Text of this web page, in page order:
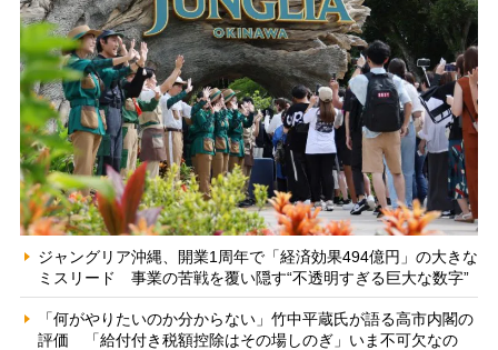
ジャングリア沖縄、開業1周年で「経済効果494億円」の大きな
ミスリード 事業の苦戦を覆い隠す“不透明すぎる巨大な数字”
「何がやりたいのか分からない」竹中平蔵氏が語る高市内閣の
評価 「給付付き税額控除はその場しのぎ」いま不可欠なの